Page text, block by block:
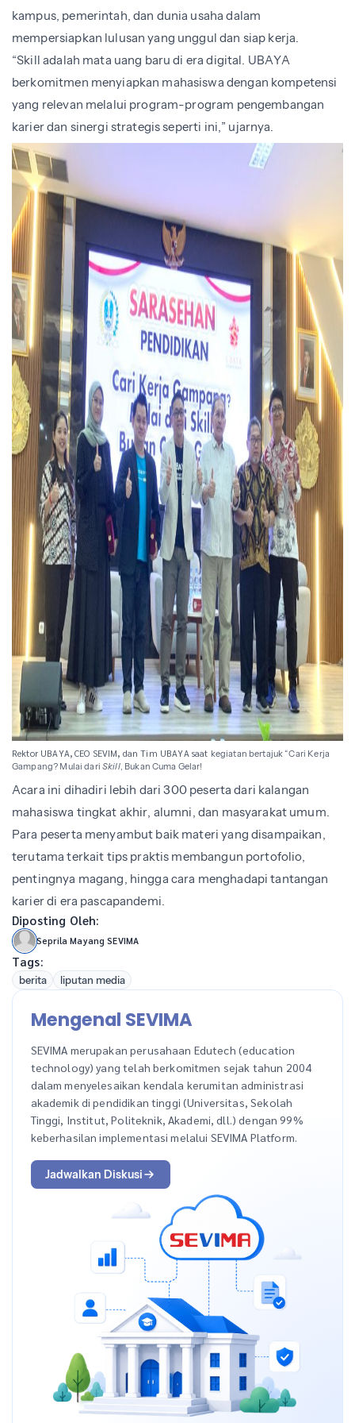
kampus, pemerintah, dan dunia usaha dalam
mempersiapkan lulusan yang unggul dan siap kerja.
“Skill adalah mata uang baru di era digital. UBAYA
berkomitmen menyiapkan mahasiswa dengan kompetensi
yang relevan melalui program-program pengembangan
karier dan sinergi strategis seperti ini,” ujarnya.
Rektor UBAYA, CEO SEVIM, dan Tim UBAYA saat kegiatan bertajuk “Cari Kerja
Gampang? Mulai dariSkill, Bukan Cuma Gelar!
Acara ini dihadiri lebih dari 300 peserta dari kalangan
mahasiswa tingkat akhir, alumni, dan masyarakat umum.
Para peserta menyambut baik materi yang disampaikan,
terutama terkait tips praktis membangun portofolio,
pentingnya magang, hingga cara menghadapi tantangan
karier di era pascapandemi.
Diposting Oleh:
Seprila Mayang SEVIMA
Tags:
berita liputan media
Mengenal SEVIMA
SEVIMA merupakan perusahaan Edutech (education
technology) yang telah berkomitmen sejak tahun 2004
dalam menyelesaikan kendala kerumitan administrasi
akademik di pendidikan tinggi (Universitas, Sekolah
Tinggi, Institut, Politeknik, Akademi, dll.) dengan 99%
keberhasilan implementasi melalui SEVIMA Platform.
Jadwalkan Diskusi